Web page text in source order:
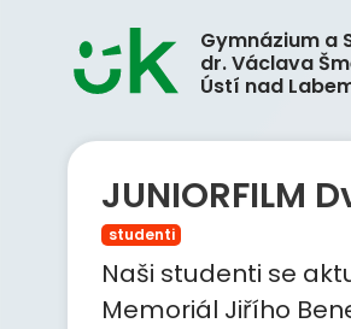
Gymnázium a
dr. Václava
Ústí nad
JUNIORFILM
studenti
Naši studenti se
Memoriál Jiřího